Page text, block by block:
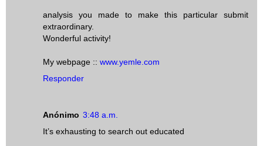
analysis you made to make this particular submit
extraordinary.
Wonderful activity!
My webpage :: www.yemle.com
Responder
Anónimo 3:48 a.m.
It’s exhausting to search out educated